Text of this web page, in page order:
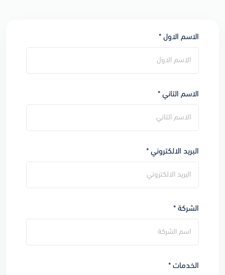
الاسم الاول *
الاسم التاني *
البريد الالكتروني *
الشركة *
الخدمات *